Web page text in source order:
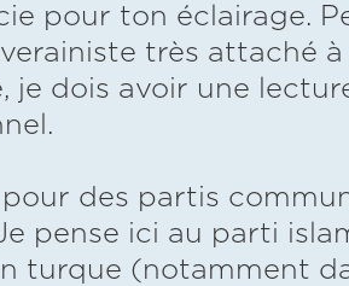
pour ton éclairage.
très attaché
je dois avoir une
des partis
pense ici au parti
turque (notamment